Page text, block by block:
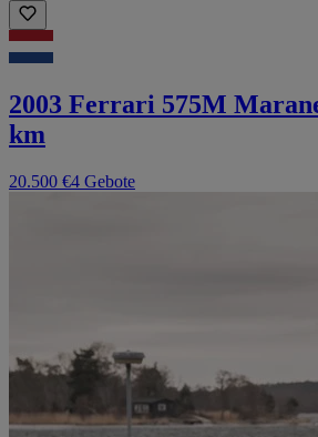
2003 Ferrari 575M
km
20.500 €4 Gebote